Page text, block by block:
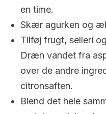
en time.
Skær agurken og
Tilføj frugt, selleri
Dræn vandet fra
over de andre
citronsaften.
Blend det hele